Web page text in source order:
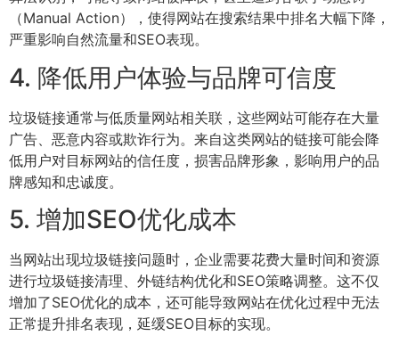
（Manual Action），使得网站在搜索结果中排名大幅下降，
严重影响自然流量和SEO表现。
4. 降低用户体验与品牌可信度
垃圾链接通常与低质量网站相关联，这些网站可能存在大量
广告、恶意内容或欺诈行为。来自这类网站的链接可能会降
低用户对目标网站的信任度，损害品牌形象，影响用户的品
牌感知和忠诚度。
5. 增加SEO优化成本
当网站出现垃圾链接问题时，企业需要花费大量时间和资源
进行垃圾链接清理、外链结构优化和SEO策略调整。这不仅
增加了SEO优化的成本，还可能导致网站在优化过程中无法
正常提升排名表现，延缓SEO目标的实现。